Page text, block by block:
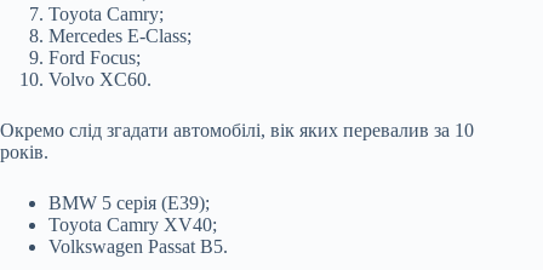
Toyota Camry;
Mercedes E-Class;
Ford Focus;
Volvo XC60.
Окремо слід згадати автомобілі, вік яких перевалив за 10
років.
BMW 5 серія (Е39);
Toyota Camry XV40;
Volkswagen Passat B5.